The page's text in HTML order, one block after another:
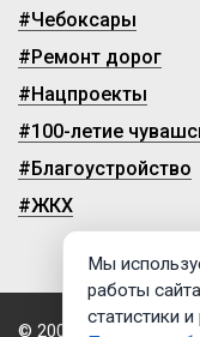
#Чебоксары
#Ремонт дорог
#Нацпроекты
#100-летие
#Благоустройство
#ЖКХ
© 2009-2026, ГТРК
Мы
работы
статистики